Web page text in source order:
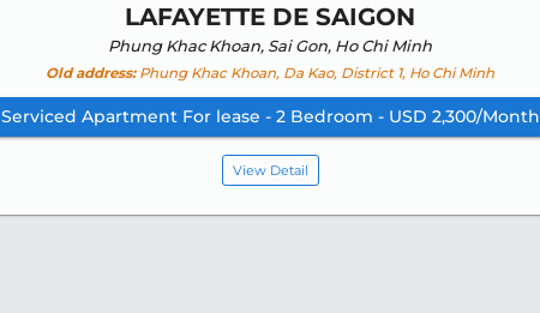
LAFAYETTE DE SAIGON
Phung Khac Khoan, Sai Gon, Ho Chi Minh
Old address:Phung Khac Khoan, Da Kao, District 1, Ho Chi Minh
Serviced Apartment For lease - 2 Bedroom - USD 2,300/Month
View Detail